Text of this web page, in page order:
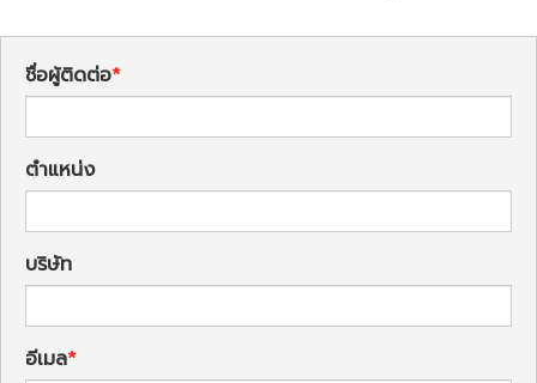
ชื่อผู้ติดต่อ
ตำแหน่ง
บริษัท
อีเมล